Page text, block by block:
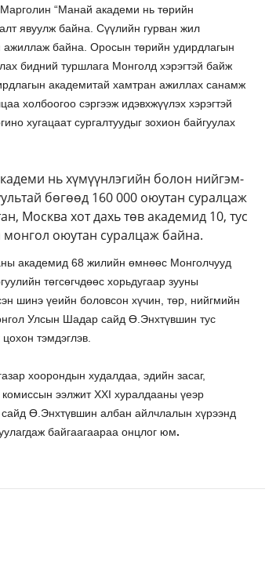
“Манай академи нь төрийн
явуулж байна. Сүүлийн гурван жил
ажиллаж байна. Оросын төрийн удирдлагын
бидний туршлага Монголд хэрэгтэй байж
академитай хамтран ажиллах санамж
холбоогоо сэргээж идэвхжүүлэх хэрэгтэй
хугацаат сургалтуудыг зохион байгуулах
нь хүмүүнлэгийн болон нийгэм-
бөгөөд 160 000 оюутан суралцаж
Москва хот дахь төв академид 10, тус
монгол оюутан суралцаж байна.
академид 68 жилийн өмнөөс Монголчууд
төгсөгчдөөс хорьдугаар зууны
шинэ үеийн боловсон хүчин, төр, нийгмийн
Улсын Шадар сайд Ө.Энхтүвшин тус
тэмдэглэв.
хоорондын худалдаа, эдийн засаг,
ээлжит XXI хуралдааны үеэр
Ө.Энхтүвшин албан айлчлалын хүрээнд
байгаагаараа онцлог юм.